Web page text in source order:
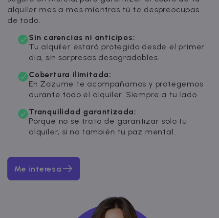
alquiler mes a mes mientras tú te despreocupas
de todo.
Sin carencias ni anticipos:
Tu alquiler estará protegido desde el primer
día, sin sorpresas desagradables.
Cobertura ilimitada:
En Zazume te acompañamos y protegemos
durante todo el alquiler. Siempre a tu lado.
Tranquilidad garantizada:
Porque no se trata de garantizar solo tu
alquiler, si no también tu paz mental.
Me interesa